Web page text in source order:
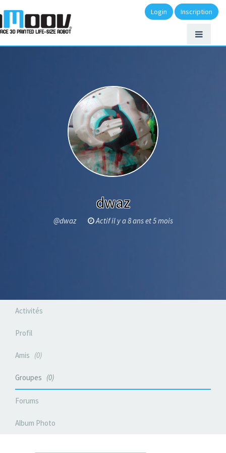
Login Inscription
dwaz
@dwaz Actif il y a 8 ans et 5 mois
Activités
Profil
Amis 0
Groupes 0
Forums
Album Photo